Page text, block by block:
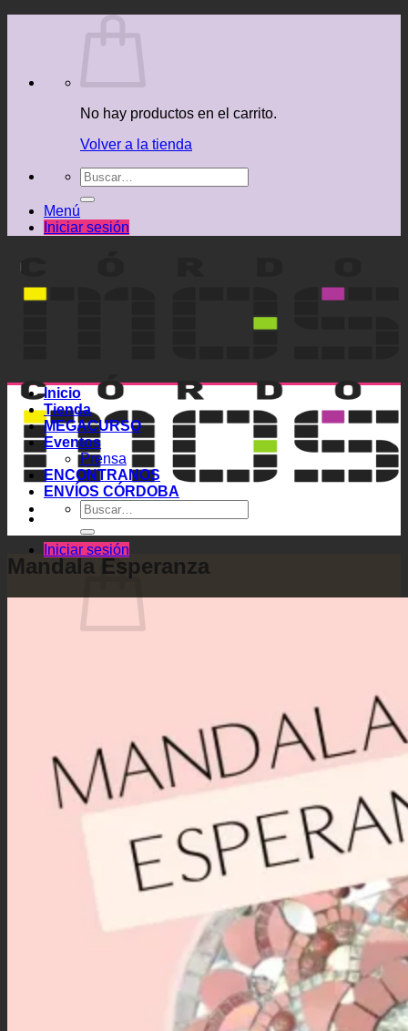
No hay productos en el carrito.
Volver a la tienda
Buscar
por:
Menú
Iniciar sesión
Iniciar sesión
Inicio
Tienda
MEGACURSO
Eventos
Prensa
ENCONTRANOS
ENVÍOS CÓRDOBA
Buscar
por:
Mandala Esperanza